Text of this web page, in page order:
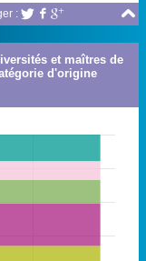

:   
et maîtres de
d'origine